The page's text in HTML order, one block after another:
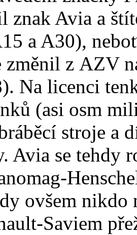
znak Avia a
a A30),
změnil z AZV
Na licenci
(asi osm
stroje a
Avia se tehdy
ovšem nikdo
Saviem